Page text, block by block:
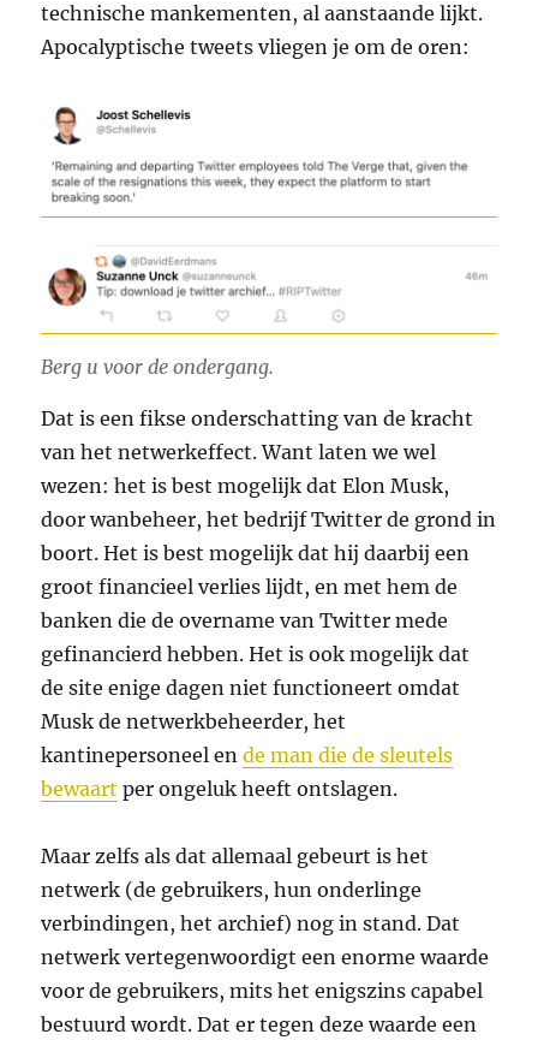
technische mankementen, al aanstaande lijkt.
Apocalyptische tweets vliegen je om de oren:
Berg u voor de ondergang.
Dat is een fikse onderschatting van de kracht
van het netwerkeffect. Want laten we wel
wezen: het is best mogelijk dat Elon Musk,
door wanbeheer, het bedrijf Twitter de grond in
boort. Het is best mogelijk dat hij daarbij een
groot financieel verlies lijdt, en met hem de
banken die de overname van Twitter mede
gefinancierd hebben. Het is ook mogelijk dat
de site enige dagen niet functioneert omdat
Musk de netwerkbeheerder, het
kantinepersoneel ende man die de sleutels
bewaart per ongeluk heeft ontslagen.
Maar zelfs als dat allemaal gebeurt is het
netwerk (de gebruikers, hun onderlinge
verbindingen, het archief) nog in stand. Dat
netwerk vertegenwoordigt een enorme waarde
voor de gebruikers, mits het enigszins capabel
bestuurd wordt. Dat er tegen deze waarde een